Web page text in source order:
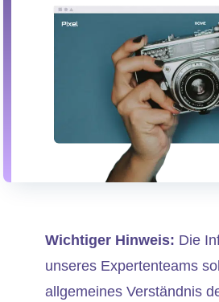
Wichtiger Hinweis: Die
unseres Expertenteams
allgemeines Verständnis